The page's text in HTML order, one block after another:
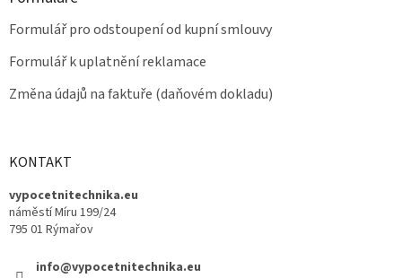
Formulář pro odstoupení od kupní smlouvy
Formulář k uplatnění reklamace
Změna údajů na faktuře (daňovém dokladu)
KONTAKT
vypocetnitechnika.eu
náměstí Míru 199/24
795 01 Rýmařov
info@vypocetnitechnika.eu